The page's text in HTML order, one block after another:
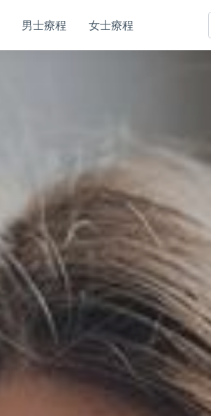
男士療程 女士療程